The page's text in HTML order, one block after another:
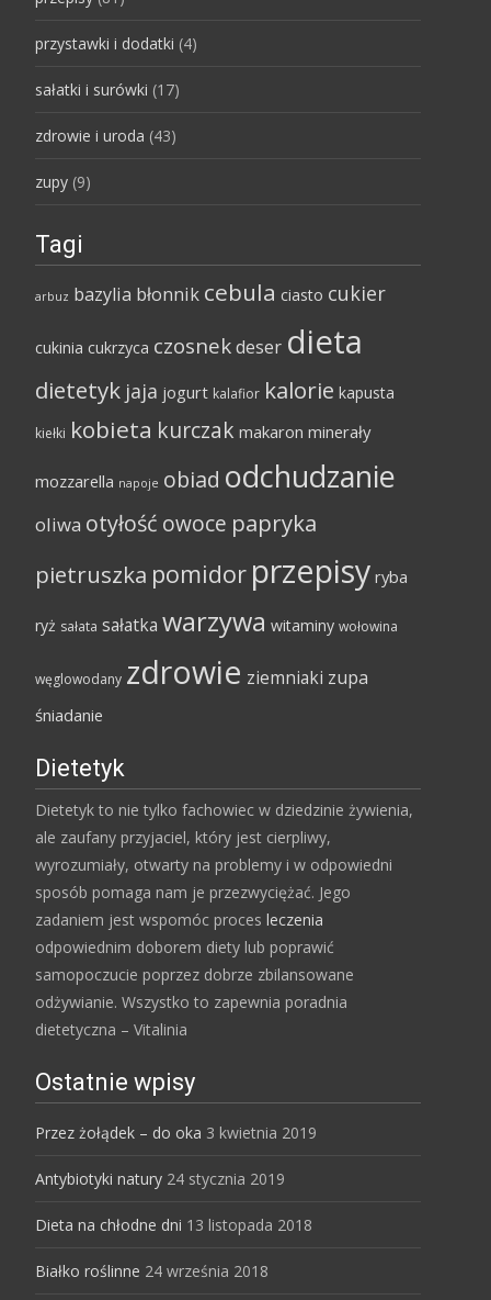
przystawki i dodatki (4)
sałatki i surówki (17)
zdrowie i uroda (43)
zupy (9)
Tagi
arbuz bazylia błonnik cebula ciasto cukier
cukinia cukrzyca czosnekdeser dieta
dietetyk jaja jogurt kalafior kalorie kapusta
kiełki kobieta kurczak makaron minerały
mozzarella napoje obiad odchudzanie
oliwa otyłość owoce papryka
pietruszka pomidor przepisy ryba
ryż sałata sałatka warzywa witaminy wołowina
węglowodany zdrowie ziemniaki zupa
śniadanie
Dietetyk
Dietetyk to nie tylko fachowiec w dziedzinie żywienia,
ale zaufany przyjaciel, który jest cierpliwy,
wyrozumiały, otwarty na problemy i w odpowiedni
sposób pomaga nam je przezwyciężać. Jego
zadaniem jest wspomóc proces leczenia
odpowiednim doborem diety lub poprawić
samopoczucie poprzez dobrze zbilansowane
odżywianie. Wszystko to zapewnia poradnia
dietetyczna – Vitalinia
Ostatnie wpisy
Przez żołądek – do oka 3 kwietnia 2019
Antybiotyki natury 24 stycznia 2019
Dieta na chłodne dni 13 listopada 2018
Białko roślinne 24 września 2018